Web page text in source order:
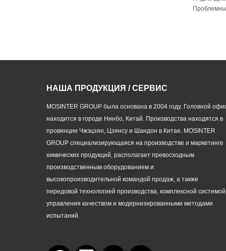
НАША ПРОДУКЦИЯ / СЕРВИС
MOSINTER GROUP была основана в 2004 году. Головной
находится в городе Нинбо, Китай. Производства находятся в
провинции Чжэцзян, Цзянсу и Шандон в Китае. MOSINTER
GROUP специализирующаяся на производстве и маркетинге
химических продукций, располагает превосходным
производственным оборудованием и
высокопроизводительной командой продаж, а также
передовой технологией производства, комплексной системой
управления качеством и модернизированными методами
испытаний.